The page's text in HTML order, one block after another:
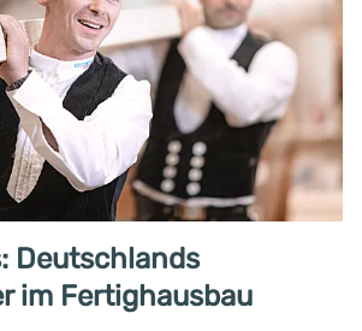
Deutschlands
im Fertighausbau